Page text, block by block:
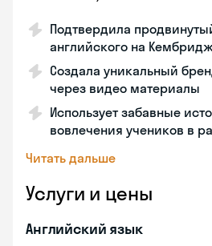
Подтвердила
английского на
Создала уникальный
через видео материалы
Использует забавные
вовлечения учеников в
Читать дальше
Услуги и цены
Английский язык